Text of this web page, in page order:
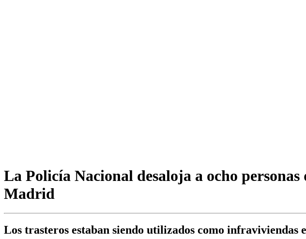
La Policía Nacional desaloja a ocho
Madrid
Los trasteros estaban siendo utilizados como infraviviendas